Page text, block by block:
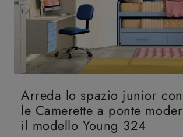
Arreda lo spazio junior
le Camerette a ponte
il modello Young 324